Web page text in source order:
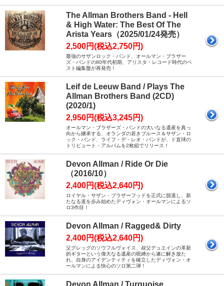
The Allman Brothers Band - Hell
& High Water: The Best Of The
Arista Years（2025/01/24発売）
2,500円(税込2,750円)
最強のサザンロック・バンド、オールマン・ブラザー
ズ・バンドの80年代初期、アリスタ・レコード時代のベ
スト編集盤が再発売！
Leif de Leeuw Band / Plays The
Allman Brothers Band (2CD)
(2020/1)
2,950円(税込3,245円)
オールマン・ブラザーズ・バンドの大いなる遺産を真っ
向から継承する、オランダの若きブルース＆サザン・ロ
ック・バンド、ライフ・デ・レオ・バンドが、ド直球の
トリビュート・アルバムを2枚組でリリース！
Devon Allman / Ride Or Die
（2016/10）
2,400円(税込2,640円)
ロイヤル・サザン・ブラザーフッドを正式に脱退し、新
たなる道を歩み始めたディヴォン・オールマンによるソ
ロ3作目！
Devon Allman / Ragged& Dirty
2,400円(税込2,640円)
父グレッグのソウフルヴォイス、叔父デュエインの革新
的ギターという偉大なる遺産の呪縛から遂に解き放た
れ、自身のアイデンティティを確立したディヴォン・オ
ールマンによる快心のソロ第二弾！
Devon Allman / Turquoise